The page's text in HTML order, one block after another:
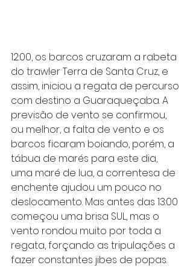
12:00, os barcos cruzaram a rabeta
do trawler Terra de Santa Cruz, e
assim, iniciou a regata de percurso
com destino a Guaraqueçaba. A
previsão de vento se confirmou,
ou melhor, a falta de vento e os
barcos ficaram boiando, porém, a
tábua de marés para este dia,
uma maré de lua, a correntesa de
enchente ajudou um pouco no
deslocamento. Mas antes das 13:00
começou uma brisa SUL, mas o
vento rondou muito por toda a
regata, forçando as tripulações a
fazer constantes jibes de popas.